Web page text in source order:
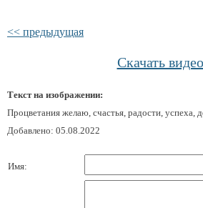
<< предыдущая
Скачать видео
Текст на изображении:
Процветания желаю, счастья, радости, успеха,
Добавлено: 05.08.2022
Имя: